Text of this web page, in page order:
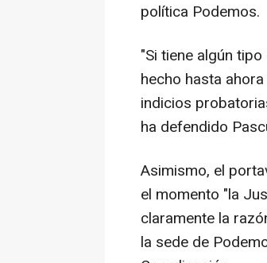
política Podemos.
"Si tiene algún
hecho hasta
indicios
ha defendido
Asimismo, el
el momento "la
claramente la
la sede de